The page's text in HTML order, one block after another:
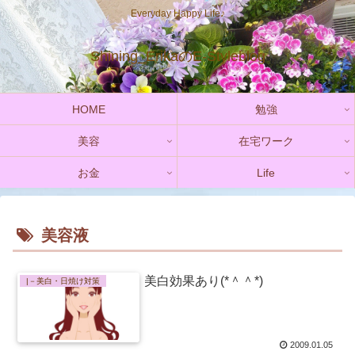
Everyday Happy Life♪
Shining_ErikaのE-Styleblog
HOME 勉強
美容 在宅ワーク
お金 Life
美容液
|－美白・日焼け対策 美白効果あり(*＾＾*)
2009.01.05